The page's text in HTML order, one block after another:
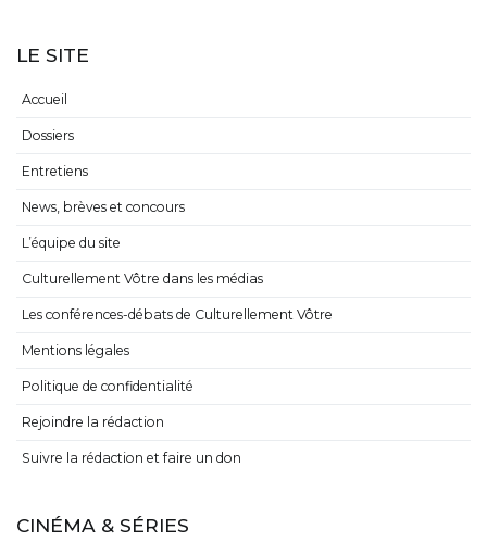
LE SITE
Accueil
Dossiers
Entretiens
News, brèves et concours
L’équipe du site
Culturellement Vôtre dans les médias
Les conférences-débats de Culturellement Vôtre
Mentions légales
Politique de confidentialité
Rejoindre la rédaction
Suivre la rédaction et faire un don
CINÉMA & SÉRIES